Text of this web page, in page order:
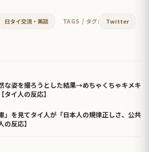
日タイ交流・美談 TAGS / タグ:
Twitter
な姿を撮ろうとした結果→めちゃくちゃキメキ
イ人の反応】
」を見てタイ人が「日本人の規律正しさ、公共
反応】